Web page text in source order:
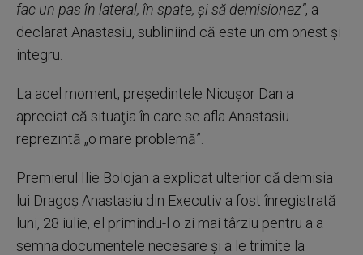
fac un pas în lateral, în spate, şi să demisionez”, a
declarat Anastasiu, subliniind că este un om onest şi
integru.
La acel moment, preşedintele Nicuşor Dan a
apreciat că situaţia în care se afla Anastasiu
reprezintă „o mare problemă”.
Premierul Ilie Bolojan a explicat ulterior că demisia
lui Dragoş Anastasiu din Executiv a fost înregistrată
luni, 28 iulie, el primindu-l o zi mai târziu pentru a a
semna documentele necesare şi a le trimite la